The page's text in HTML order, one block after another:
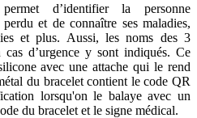
d’identifier la personne
et de connaître ses maladies,
et plus. Aussi, les noms des 3
cas d’urgence y sont indiqués. Ce
avec une attache qui le rend
du bracelet contient le code QR
lorsqu'on le balaye avec un
du bracelet et le signe médical.